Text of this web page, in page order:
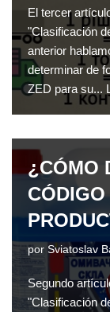
El tercer
"Clasificación
anterior
determinar de
ZED para su...
¿CÓMO
por Sviatoslav
Segundo
"Clasificación